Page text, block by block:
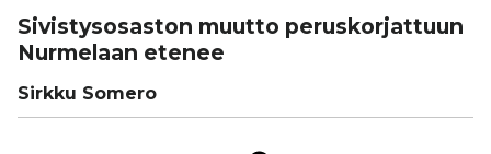
Sivis­ty­so­sas­ton muutto perus­kor­jat­tuun
Nurmelaan etenee
Sirkku Somero